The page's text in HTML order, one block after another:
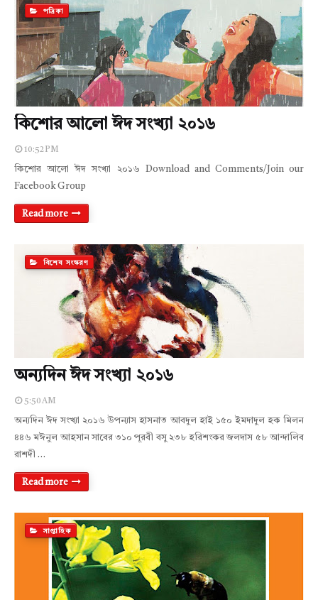
পত্রিকা
কিশোর আলো ঈদ সংখ্যা ২০১৬
10:52 PM
কিশোর আলো ঈদ সংখ্যা ২০১৬ Download and Comments/Join our
Facebook Group
Read more
বিশেষ সংস্করণ
অন্যদিন ঈদ সংখ্যা ২০১৬
5:50 AM
অন্যদিন ঈদ সংখ্যা ২০১৬ উপন্যাস হাসনাত আবদুল হাই ১৫০ ইমদাদুল হক মিলন
৪৪৬ মঈনুল আহসান সাবের ৩১০ পূরবী বসু ২৩৮ হরিশংকর জলদাস ৫৮ আন্দালিব
রাশদী …
Read more
সাপ্তাহিক